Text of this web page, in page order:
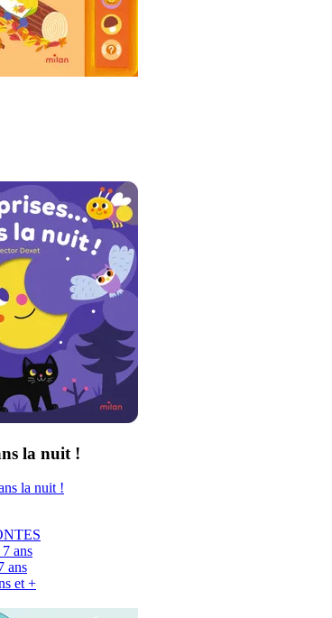
la nuit !
la nuit !
ans
ans
et +